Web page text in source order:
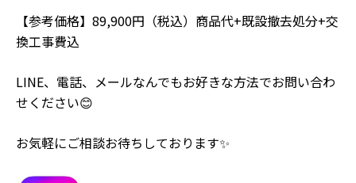
【参考価格】89,900円（税込）商品代+既設撤去処分+交
換工事費込
LINE、電話、メールなんでもお好きな方法でお問い合わ
せください😊
お気軽にご相談お待ちしております✨